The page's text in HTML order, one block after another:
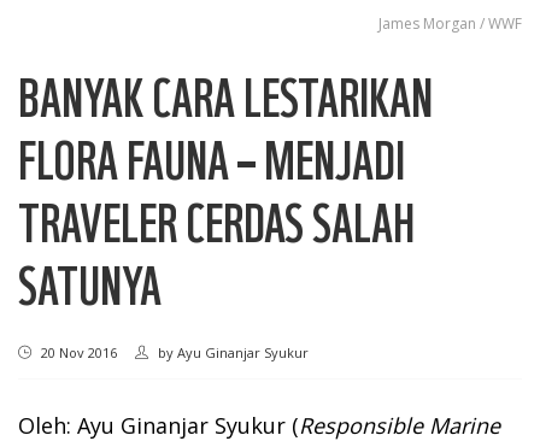
James Morgan / WWF
BANYAK CARA LESTARIKAN
FLORA FAUNA – MENJADI
TRAVELER CERDAS SALAH
SATUNYA
20 Nov 2016 by Ayu Ginanjar Syukur
Oleh: Ayu Ginanjar Syukur (Responsible Marine